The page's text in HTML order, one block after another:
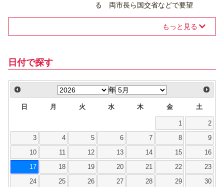
る 両市長ら国交省などで要望
もっと見る
日付で探す
年
日 月 火 水 木 金 土
1 2
3 4 5 6 7 8 9
10 11 12 13 14 15 16
17 18 19 20 21 22 23
24 25 26 27 28 29 30